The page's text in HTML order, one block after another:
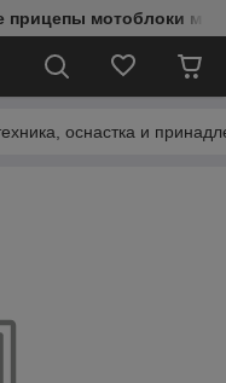
прицепы мотоблоки
оснастка и